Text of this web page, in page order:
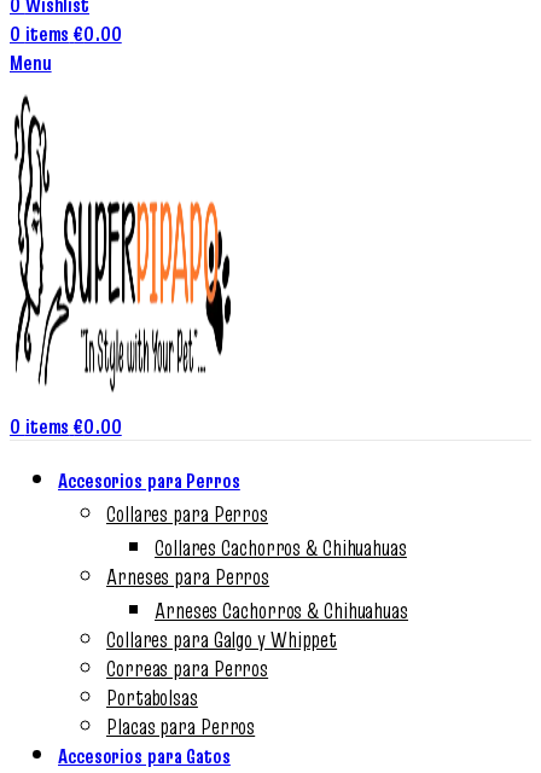
0 items €0.00
Menu
0 items €0.00
Accesorios para Perros
Collares para Perros
Collares Cachorros & Chihuahuas
Arneses para Perros
Arneses Cachorros & Chihuahuas
Collares para Galgo y Whippet
Correas para Perros
Portabolsas
Placas para Perros
Accesorios para Gatos